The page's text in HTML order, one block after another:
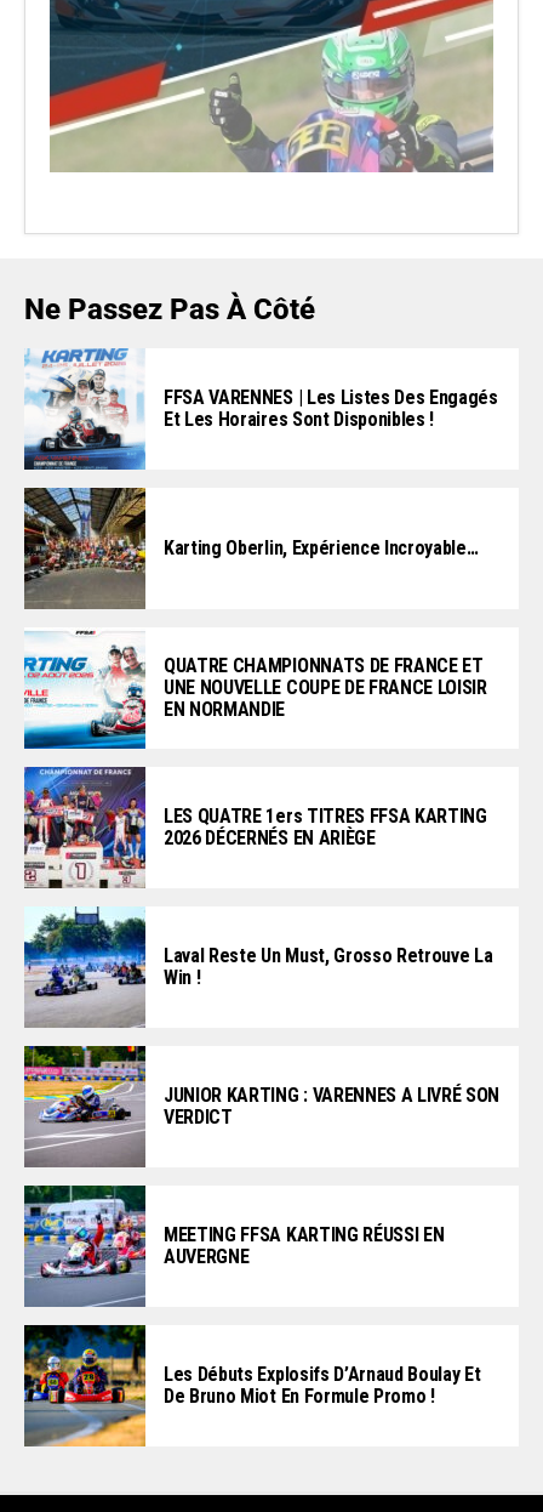
Ne Passez Pas À Côté
FFSA VARENNES | Les Listes Des Engagés
Et Les Horaires Sont Disponibles !
Karting Oberlin, Expérience Incroyable…
QUATRE CHAMPIONNATS DE FRANCE ET
UNE NOUVELLE COUPE DE FRANCE LOISIR
EN NORMANDIE
LES QUATRE 1ers TITRES FFSA KARTING
2026 DÉCERNÉS EN ARIÈGE
Laval Reste Un Must, Grosso Retrouve La
Win !
JUNIOR KARTING : VARENNES A LIVRÉ SON
VERDICT
MEETING FFSA KARTING RÉUSSI EN
AUVERGNE
Les Débuts Explosifs D’Arnaud Boulay Et
De Bruno Miot En Formule Promo !